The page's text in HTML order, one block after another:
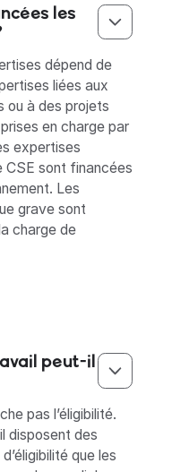
les
dépend de
liées aux
ou à des projets
en charge par
expertises
CSE sont financées
Les
grave sont
charge de
peut-il
pas l’éligibilité.
disposent des
que les